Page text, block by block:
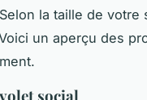
la taille de votre
un aperçu des
social